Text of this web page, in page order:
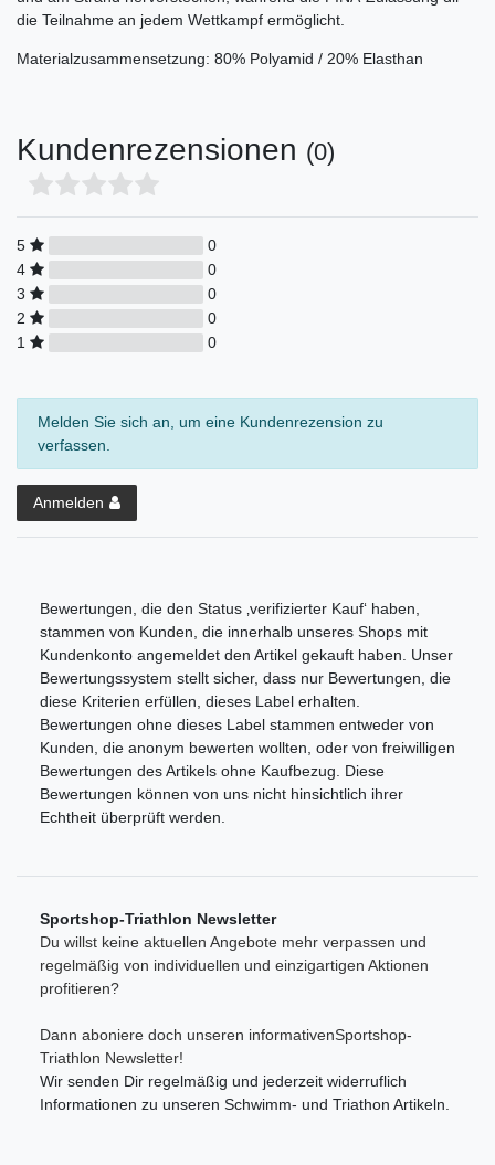
die Teilnahme an jedem Wettkampf ermöglicht.
Materialzusammensetzung: 80% Polyamid / 20% Elasthan
Kundenrezensionen (0)
5
0
4
0
3
0
2
0
1
0
Melden Sie sich an, um eine Kundenrezension zu
verfassen.
Anmelden
Bewertungen, die den Status ‚verifizierter Kauf‘ haben,
stammen von Kunden, die innerhalb unseres Shops mit
Kundenkonto angemeldet den Artikel gekauft haben. Unser
Bewertungssystem stellt sicher, dass nur Bewertungen, die
diese Kriterien erfüllen, dieses Label erhalten.
Bewertungen ohne dieses Label stammen entweder von
Kunden, die anonym bewerten wollten, oder von freiwilligen
Bewertungen des Artikels ohne Kaufbezug. Diese
Bewertungen können von uns nicht hinsichtlich ihrer
Echtheit überprüft werden.
Sportshop-Triathlon Newsletter
Du willst keine aktuellen Angebote mehr verpassen und
regelmäßig von individuellen und einzigartigen Aktionen
profitieren?
Dann aboniere doch unseren informativenSportshop-
Triathlon Newsletter!
Wir senden Dir regelmäßig und jederzeit widerruflich
Informationen zu unseren Schwimm- und Triathon Artikeln.